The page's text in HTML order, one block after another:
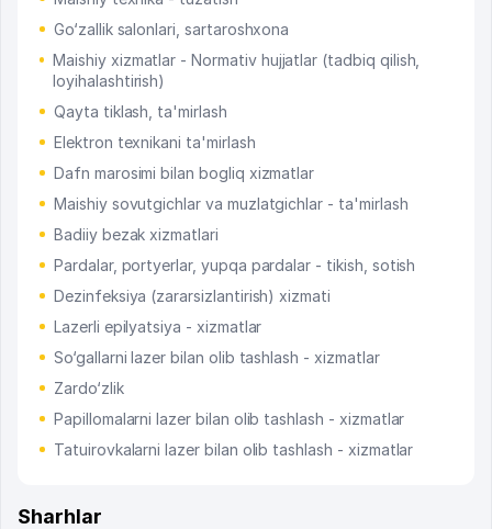
Go‘zallik salonlari, sartaroshxona
Maishiy xizmatlar - Normativ hujjatlar (tadbiq qilish,
loyihalashtirish)
Qayta tiklash, ta'mirlash
Elektron texnikani ta'mirlash
Dafn marosimi bilan bogliq xizmatlar
Maishiy sovutgichlar va muzlatgichlar - ta'mirlash
Badiiy bezak xizmatlari
Pardalar, portyerlar, yupqa pardalar - tikish, sotish
Dezinfeksiya (zararsizlantirish) xizmati
Lazerli epilyatsiya - xizmatlar
So‘gallarni lazer bilan olib tashlash - xizmatlar
Zardo‘zlik
Papillomalarni lazer bilan olib tashlash - xizmatlar
Tatuirovkalarni lazer bilan olib tashlash - xizmatlar
Sharhlar